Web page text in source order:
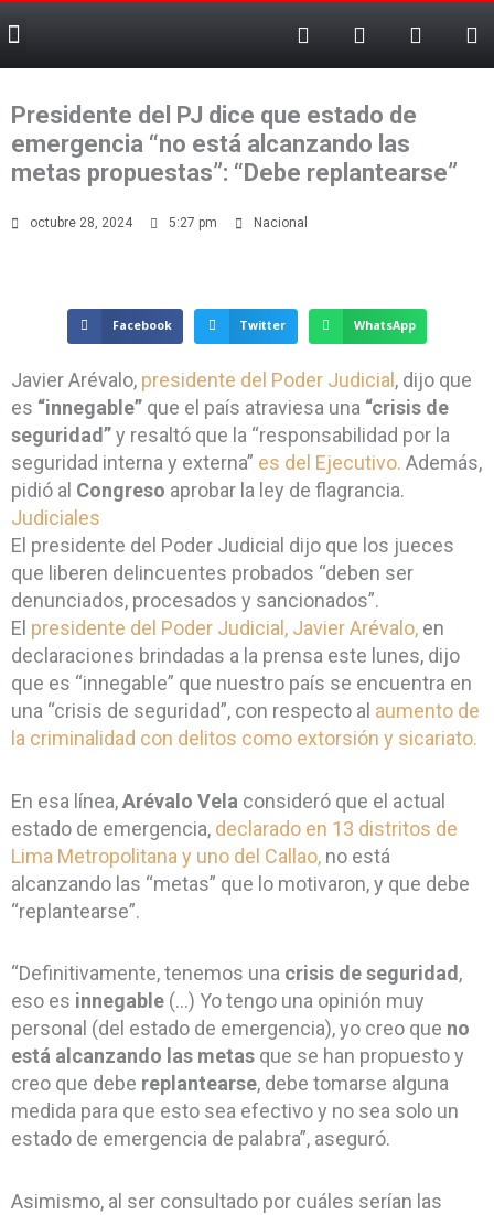
al
contenido
Menu F
a
e
o
o
k
-
f
T
e
e
g
r
a
m
T
i
t
k
X
-
w
Presidente del PJ dice que estado de
emergencia “no está alcanzando las
metas propuestas”: “Debe replantearse”
octubre 28, 2024 5:27 pm Nacional
Facebook Twitter WhatsApp
Javier Arévalo, presidente del Poder Judicial , dijo que
es “innegable” que el país atraviesa una “crisis de
seguridad”y resaltó que la “responsabilidad por la
seguridad interna y externa” es del Ejecutivo. Además,
pidió al Congreso aprobar la ley de flagrancia.
Judiciales
El presidente del Poder Judicial dijo que los jueces
que liberen delincuentes probados “deben ser
denunciados, procesados y sancionados”.
El presidente del Poder Judicial, Javier Arévalo, en
declaraciones brindadas a la prensa este lunes, dijo
que es “innegable” que nuestro país se encuentra en
una “crisis de seguridad”, con respecto al aumento de
la criminalidad con delitos como extorsión y sicariato.
En esa línea,Arévalo Vela consideró que el actual
estado de emergencia, declarado en 13 distritos de
Lima Metropolitana y uno del Callao, no está
alcanzando las “metas” que lo motivaron, y que debe
“replantearse”.
“Definitivamente, tenemos una crisis de seguridad,
eso es innegable (…) Yo tengo una opinión muy
personal (del estado de emergencia), yo creo que no
está alcanzando las metas que se han propuesto y
creo que debe replantearse, debe tomarse alguna
medida para que esto sea efectivo y no sea solo un
estado de emergencia de palabra”, aseguró.
Asimismo, al ser consultado por cuáles serían las